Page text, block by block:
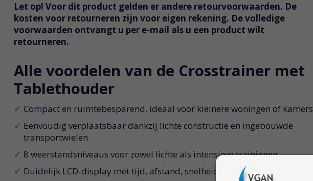
Let op! Voor dit product gelden er andere retourvoorwaarden. De
kosten voor retourneren zijn voor eigen rekening. De volledige
voorwaarden ontvangt u per e-mail als u een product wilt
retourneren.
Alle voordelen van de Crosstrainer met
Tablethouder
Compact en ruimtebesparend, ideaal voor kleinere woningen of kamers
Eenvoudig verplaatsbaar dankzij lichte constructie en ingebouwde
transportwielen
8 weerstandsniveaus voor zowel lichte als intensieve trainingen
Duidelijk LCD-display met tijd, afstand, snelheid, calorieën en hartslag